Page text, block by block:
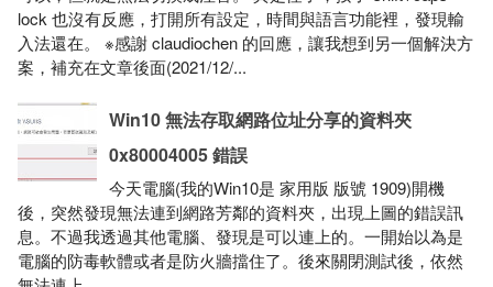
lock 也沒有反應，打開所有設定，時間與語言功能裡，發現輸
入法還在。 ※感謝 claudiochen 的回應，讓我想到另一個解決方
案，補充在文章後面(2021/12/...
Win10 無法存取網路位址分享的資料夾
0x80004005 錯誤
今天電腦(我的Win10是 家用版 版號 1909)開機
後，突然發現無法連到網路芳鄰的資料夾，出現上圖的錯誤訊
息。不過我透過其他電腦、發現是可以連上的。一開始以為是
電腦的防毒軟體或者是防火牆擋住了。後來關閉測試後，依然